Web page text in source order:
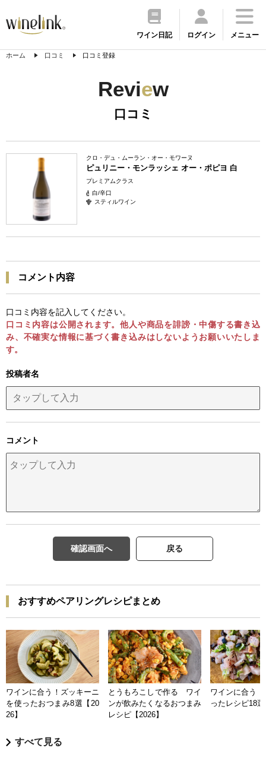
ワイン日記 ログイン メニュー
ホーム 口コミ 口コミ登録
Review
口コミ
クロ・デュ・ムーラン・オー・モワーヌ
ピュリニー・モンラッシェ オー・ポピヨ 白
プレミアムクラス
白/辛口
スティルワイン
コメント内容
口コミ内容を記入してください。
口コミ内容は公開されます。他人や商品を誹謗・中傷する書き込
み、不確実な情報に基づく書き込みはしないようお願いいたしま
す。
投稿者名
コメント
確認画面へ 戻る
おすすめペアリングレシピまとめ
ワインに合う！ズッキーニ
を使ったおつまみ8選【20
26】
とうもろこしで作る ワイ
ンが飲みたくなるおつまみ
レシピ【2026】
ワインに合う
ったレシピ18
すべて見る